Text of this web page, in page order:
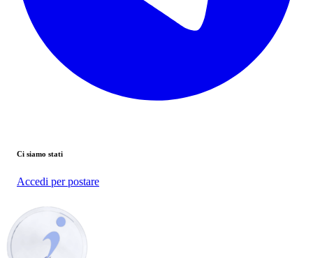
Ci siamo stati
Accedi per postare